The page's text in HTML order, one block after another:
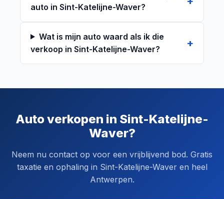
auto in Sint-Katelijne-Waver?
Wat is mijn auto waard als ik die
verkoop in Sint-Katelijne-Waver?
Auto verkopen in Sint-Katelijne-
Waver?
Neem nu contact op voor een vrijblijvend bod. Gratis
taxatie en ophaling in Sint-Katelijne-Waver en heel
Antwerpen.